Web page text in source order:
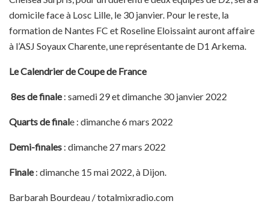
domicile face à Losc Lille, le 30 janvier. Pour le reste, la
formation de Nantes FC et Roseline Eloissaint auront affaire
à l’ASJ Soyaux Charente, une représentante de D1 Arkema.
Le Calendrier de Coupe de France
8es de finale: samedi 29 et dimanche 30 janvier 2022
Quarts de finale : dimanche 6 mars 2022
Demi-finales : dimanche 27 mars 2022
Finale: dimanche 15 mai 2022, à Dijon.
Barbarah Bourdeau / totalmixradio.com